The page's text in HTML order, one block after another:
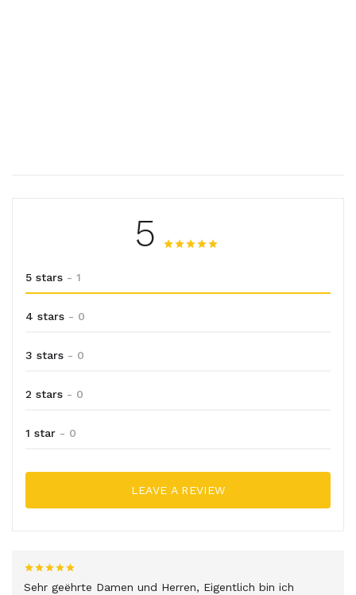
5
5 stars - 1
4 stars - 0
3 stars - 0
2 stars - 0
1 star - 0
LEAVE A REVIEW
Sehr geëhrte Damen und Herren, Eigentlich bin ich